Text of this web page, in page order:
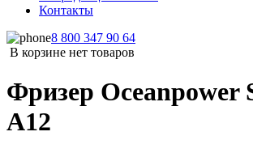
Контакты
8 800 347 90 64
В корзине нет товаров
Фризер Oceanpower
A12